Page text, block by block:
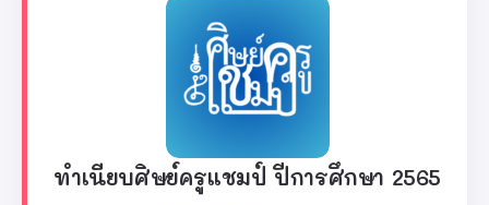
ทำเนียบศิษย์ครูแชมป์ ปีการศึกษา 2565